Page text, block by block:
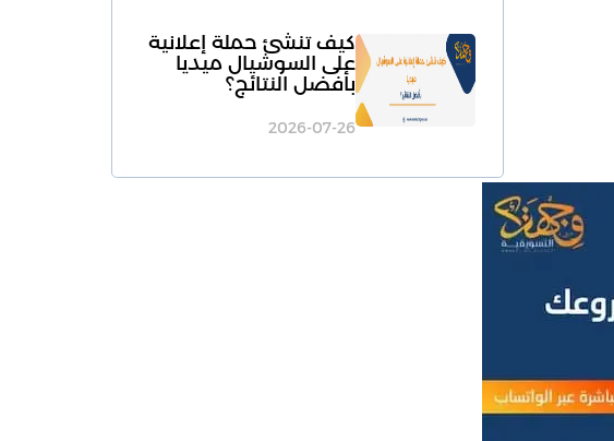
كيف تنشئ حملة إعلانية
على السوشيال ميديا
بأفضل النتائج؟
2026-07-26